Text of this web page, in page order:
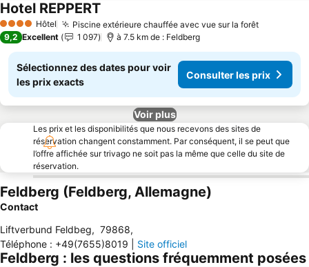
4 Étoiles Hôtel Piscine extérieure chauffée avec vue sur la forêt
Hotel REPPERT
9,2 Excellent 1 097 à 7.5 km de : Feldberg
Sélectionnez des dates pour voir
les prix exacts
Consulter les prix
Voir plus
Les prix et les disponibilités que nous recevons des sites de
réservation changent constamment. Par conséquent, il se peut que
l’offre affichée sur trivago ne soit pas la même que celle du site de
réservation.
Feldberg (Feldberg, Allemagne)
Contact
Liftverbund Feldbeg, 79868,
Téléphone : +49(7655)8019 Site officiel
Feldberg : les questions fréquemment posées